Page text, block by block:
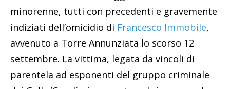
minorenne, tutti con precedenti e gravemente
indiziati dell’omicidio di Francesco Immobile,
avvenuto a Torre Annunziata lo scorso 12
settembre. La vittima, legata da vincoli di
parentela ad esponenti del gruppo criminale